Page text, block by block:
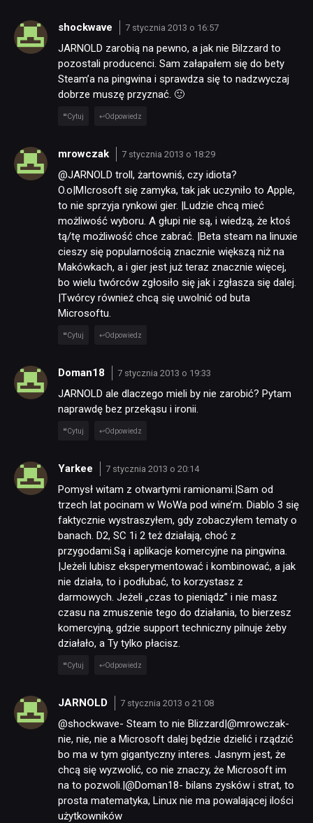
KULTURA
RETRO
TECHNOLOGIE
DYSKUSJE
JUŻ GRALIŚMY
SKLEP
shockwave 7 stycznia 2013 o 16:57
JARNOLD zarobią na pewno, a jak nie Bilzzard to
pozostali producenci. Sam załapałem się do bety
Steam’a na pingwina i sprawdza się to nadzwyczaj
dobrze muszę przyznać. 🙂
Cytuj Odpowiedz
mrowczak 7 stycznia 2013 o 18:29
@JARNOLD troll, żartowniś, czy idiota?
O.o|MIcrosoft się zamyka, tak jak uczyniło to Apple,
to nie sprzyja rynkowi gier. |Ludzie chcą mieć
możliwość wyboru. A głupi nie są, i wiedzą, że ktoś
tą/tę możliwość chce zabrać. |Beta steam na linuxie
cieszy się popularnością znacznie większą niż na
Makówkach, a i gier jest już teraz znacznie więcej,
bo wielu twórców zgłosiło się jak i zgłasza się dalej.
|Twórcy również chcą się uwolnić od buta
Microsoftu.
Cytuj Odpowiedz
Doman18 7 stycznia 2013 o 19:33
JARNOLD ale dlaczego mieli by nie zarobić? Pytam
naprawdę bez przekąsu i ironii.
Cytuj Odpowiedz
Yarkee 7 stycznia 2013 o 20:14
Pomysł witam z otwartymi ramionami.|Sam od
trzech lat pocinam w WoWa pod wine’m. Diablo 3 się
faktycznie wystraszyłem, gdy zobaczyłem tematy o
banach. D2, SC 1i 2 też działają, choć z
przygodami.Są i aplikacje komercyjne na pingwina.
|Jeżeli lubisz eksperymentować i kombinować, a jak
nie działa, to i podłubać, to korzystasz z
darmowych. Jeżeli „czas to pieniądz” i nie masz
czasu na zmuszenie tego do działania, to bierzesz
komercyjną, gdzie support techniczny pilnuje żeby
działało, a Ty tylko płacisz.
Cytuj Odpowiedz
JARNOLD 7 stycznia 2013 o 21:08
@shockwave- Steam to nie Blizzard|@mrowczak-
nie, nie, nie a Microsoft dalej będzie dzielić i rządzić
bo ma w tym gigantyczny interes. Jasnym jest, że
chcą się wyzwolić, co nie znaczy, że Microsoft im
na to pozwoli.|@Doman18- bilans zysków i strat, to
prosta matematyka, Linux nie ma powalającej ilości
użytkowników